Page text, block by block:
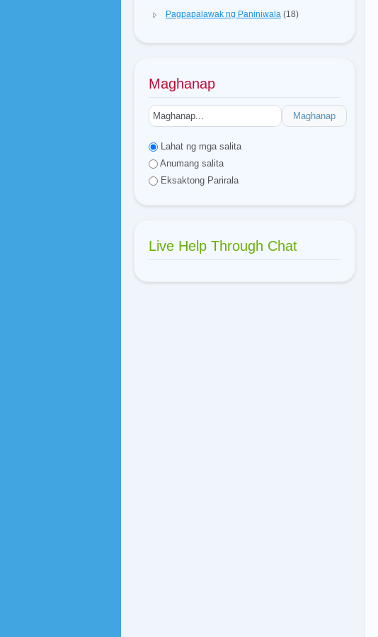
Pagpapalawak ng Paniniwala (18)
Maghanap
Maghanap
Lahat ng mga salita
Anumang salita
Eksaktong Parirala
Live Help Through Chat